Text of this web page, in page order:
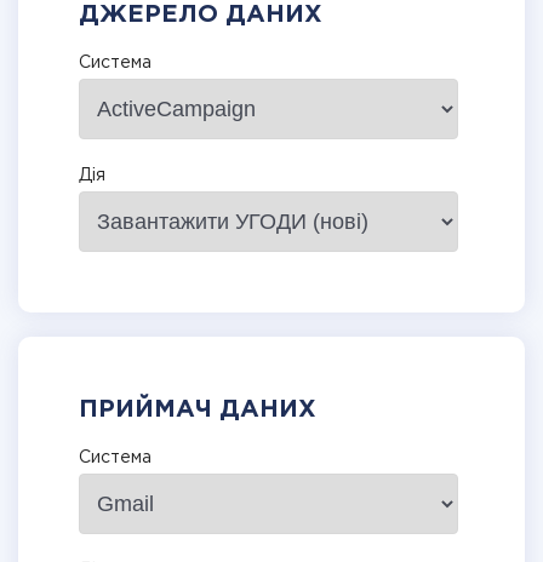
ДЖЕРЕЛО ДАНИХ
Система
Дія
ПРИЙМАЧ ДАНИХ
Система